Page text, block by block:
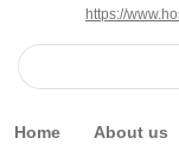
https://
Home About us